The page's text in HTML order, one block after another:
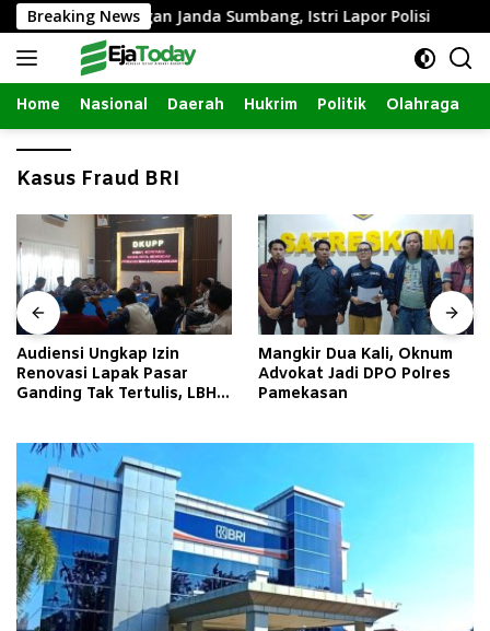
Langsung
ke
konten
Breaking News
Intim dengan Janda Sumbang, Istri Lapor Polisi
Home Nasional Daerah Hukrim Politik Olahraga
Kasus Fraud BRI
Audiensi Ungkap Izin
Renovasi Lapak Pasar
Ganding Tak Tertulis, LBH
Mangkir Dua Kali, Oknum
Advokat Jadi DPO Polres
Pamekasan